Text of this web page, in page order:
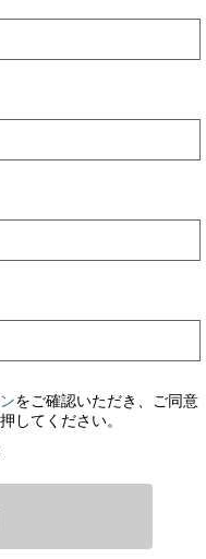
をご確認いただき、ご同意
してください。